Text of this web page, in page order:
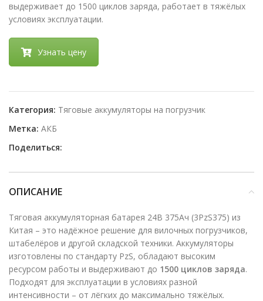
выдерживает до 1500 циклов заряда, работает в тяжёлых
условиях эксплуатации.
Узнать цену
Категория: Тяговые аккумуляторы на погрузчик
Метка: АКБ
Поделиться:
ОПИСАНИЕ
Тяговая аккумуляторная батарея 24В 375Ач (3PzS375) из
Китая – это надёжное решение для вилочных погрузчиков,
штабелёров и другой складской техники. Аккумуляторы
изготовлены по стандарту PzS, обладают высоким
ресурсом работы и выдерживают до 1500 циклов заряда.
Подходят для эксплуатации в условиях разной
интенсивности – от лёгких до максимально тяжёлых.